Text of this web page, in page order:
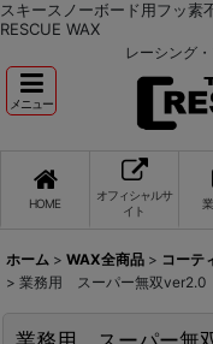
スキースノーボード用フッ素
RESCUE WAX
レーシング
メニュー
HOME
オフィシャルサ
イト
ホーム > WAX全商品 > コーテ
> 業務用 スーパー無双ver2.0